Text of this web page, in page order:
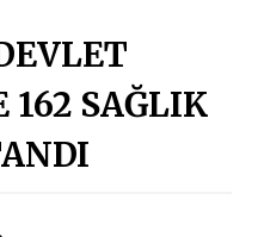
“ÜYE BULUŞMASI” ETKİNLİĞİ
Taşınıyor: Çocuklardan
162 SAĞLIK